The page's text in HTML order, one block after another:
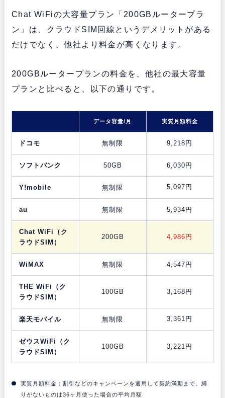
Chat WiFiの大容量プラン「200GBルータープラ
ン」は、クラウドSIM回線というデメリットがある
だけでなく、他社より料金が高くなります。
200GBルータープランの料金を、他社の最大容量
プランと比べると、以下の通りです。
データ容量/月 実質月額料金
ドコモ 無制限 9,218円
ソフトバンク 50GB 6,030円
Y!mobile 無制限 5,097円
au 無制限 5,934円
Chat WiFi（ク
ラウドSIM）
200GB 4,986円
WiMAX 無制限 4,547円
THE WiFi（ク
ラウドSIM）
100GB 3,168円
楽天モバイル 無制限 3,361円
ゼウスWiFi（ク
ラウドSIM）
100GB 3,221円
実質月額料金：割引などのキャンペーンを適用して契約満期まで、縛
りがないものは36ヶ月使った場合の平均月額